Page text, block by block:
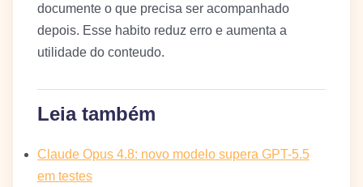
documente o que precisa ser acompanhado
depois. Esse habito reduz erro e aumenta a
utilidade do conteudo.
Leia também
Claude Opus 4.8: novo modelo supera GPT-5.5
em testes